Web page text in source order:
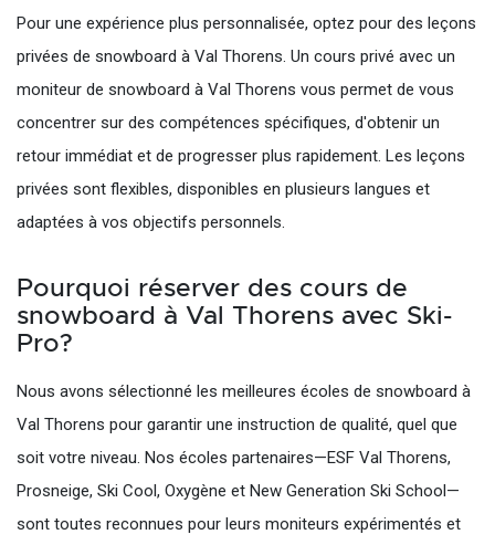
Pour une expérience plus personnalisée, optez pour des leçons
privées de snowboard à Val Thorens. Un cours privé avec un
moniteur de snowboard à Val Thorens vous permet de vous
concentrer sur des compétences spécifiques, d'obtenir un
retour immédiat et de progresser plus rapidement. Les leçons
privées sont flexibles, disponibles en plusieurs langues et
adaptées à vos objectifs personnels.
Pourquoi réserver des cours de
snowboard à Val Thorens avec Ski-
Pro?
Nous avons sélectionné les meilleures écoles de snowboard à
Val Thorens pour garantir une instruction de qualité, quel que
soit votre niveau. Nos écoles partenaires—ESF Val Thorens,
Prosneige, Ski Cool, Oxygène et New Generation Ski School—
sont toutes reconnues pour leurs moniteurs expérimentés et